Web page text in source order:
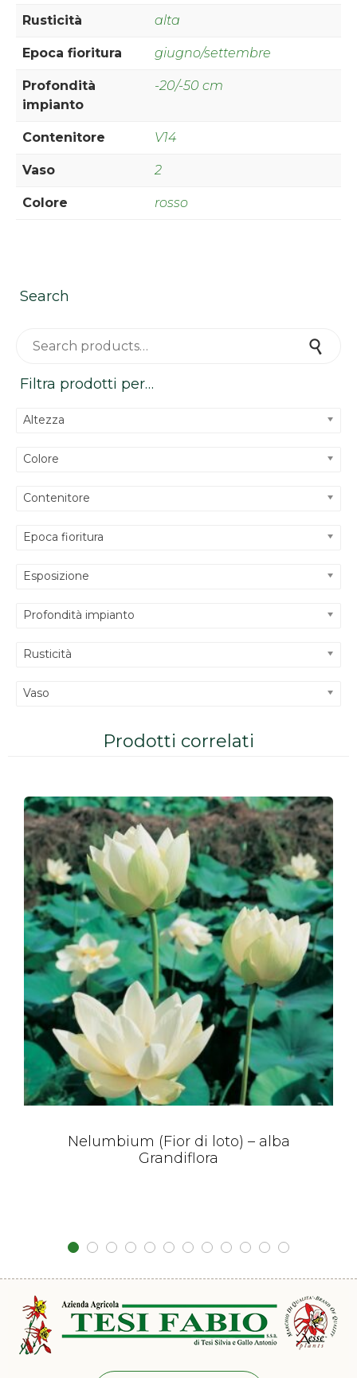
Rusticità alta
Epoca fioritura giugno/settembre
Profondità
impianto
-20/-50 cm
Contenitore V14
Vaso 2
Colore rosso
Search
Filtra prodotti per…
Altezza
Colore
Contenitore
Epoca fioritura
Esposizione
Profondità impianto
Rusticità
Vaso
Prodotti correlati
Nelumbium (Fior di loto) – alba
Grandiflora